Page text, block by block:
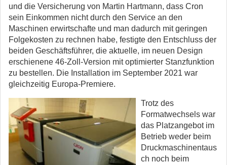
und die Versicherung von Martin Hartmann, dass Cron
sein Einkommen nicht durch den Service an den
Maschinen erwirtschafte und man dadurch mit geringen
Folgekosten zu rechnen habe, festigte den Entschluss der
beiden Geschäftsführer, die aktuelle, im neuen Design
erschienene 46-Zoll-Version mit optimierter Stanzfunktion
zu bestellen. Die Installation im September 2021 war
gleichzeitig Europa-Premiere.
Trotz des
Formatwechsels war
das Platzangebot im
Betrieb weder beim
Druckmaschinentaus
ch noch beim